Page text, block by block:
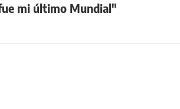
mi último Mundial"